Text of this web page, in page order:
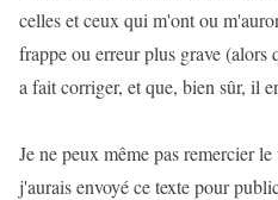
celles et ceux qui m'ont ou
frappe ou erreur plus grave (alors
a fait corriger, et que, bien sûr, il
Je ne peux même pas remercier
j'aurais envoyé ce texte pour